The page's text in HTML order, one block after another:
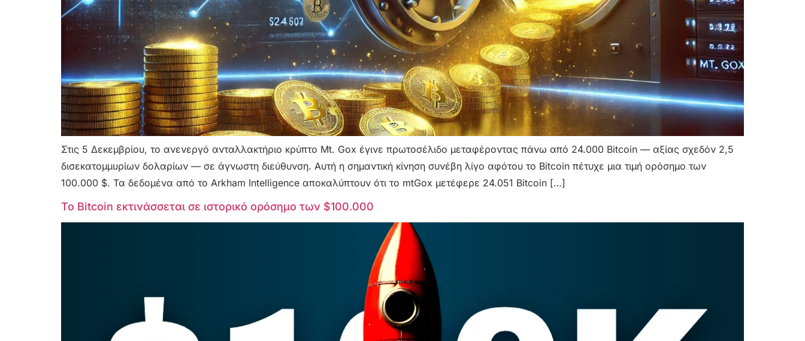
Στις 5 Δεκεμβρίου, το ανενεργό ανταλλακτήριο κρύπτο Mt. Gox έγινε πρωτοσέλιδο μεταφέροντας πάνω από 24.000 Bitcoin — αξίας σχεδόν 2,5
δισεκατομμυρίων δολαρίων — σε άγνωστη διεύθυνση. Αυτή η σημαντική κίνηση συνέβη λίγο αφότου το Bitcoin πέτυχε μια τιμή ορόσημο των
100.000 $. Τα δεδομένα από το Arkham Intelligence αποκαλύπτουν ότι το mtGox μετέφερε 24.051 Bitcoin […]
Το Bitcoin εκτινάσσεται σε ιστορικό ορόσημο των $100.000